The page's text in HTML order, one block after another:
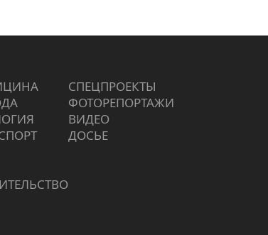
СПЕЦПРОЕКТЫ
ФОТОРЕПОРТАЖИ
ВИДЕО
ДОСЬЕ